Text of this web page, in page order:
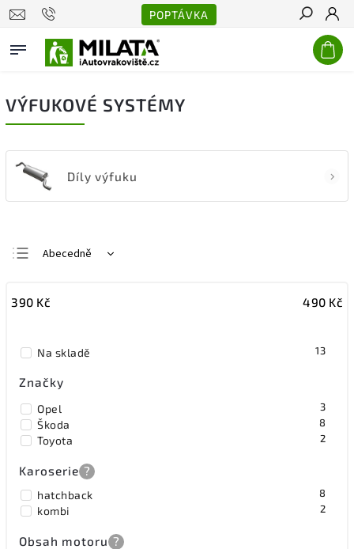
POPTÁVKA
Hledat
VÝFUKOVÉ SYSTÉMY
Díly výfuku
Abecedně
Nejdražší
390 Kč 490 Kč
Na skladě 13
Značky
Opel 3
Škoda 8
Toyota 2
Karoserie ?
hatchback 8
kombi 2
Obsah motoru ?